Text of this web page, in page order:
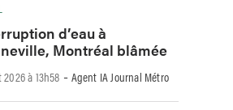
d’eau à
Montréal blâmée
à 13h58 -Agent IA Journal Métro